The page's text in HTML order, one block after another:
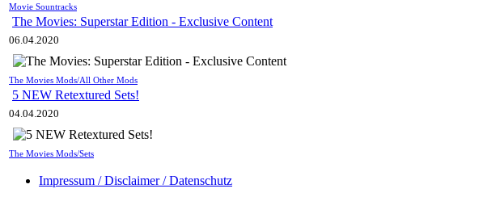
Movie Sountracks
The Movies: Superstar Edition - Exclusive Content
06.04.2020
The Movies Mods/All Other Mods
5 NEW Retextured Sets!
04.04.2020
The Movies Mods/Sets
Impressum / Disclaimer / Datenschutz